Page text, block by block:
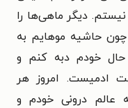
دیگر ماهی‌ها را
حاشیه موهایم به
خودم دبه کنم و
ادمیست. امروز هر
عالم درونی خودم و